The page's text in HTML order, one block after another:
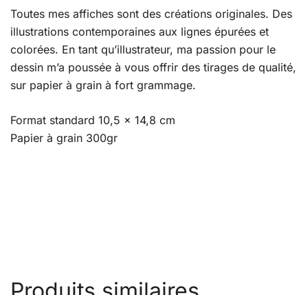
Toutes mes affiches sont des créations originales. Des
illustrations contemporaines aux lignes épurées et
colorées. En tant qu’illustrateur, ma passion pour le
dessin m’a poussée à vous offrir des tirages de qualité,
sur papier à grain à fort grammage.
Format standard 10,5 x 14,8 cm
Papier à grain 300gr